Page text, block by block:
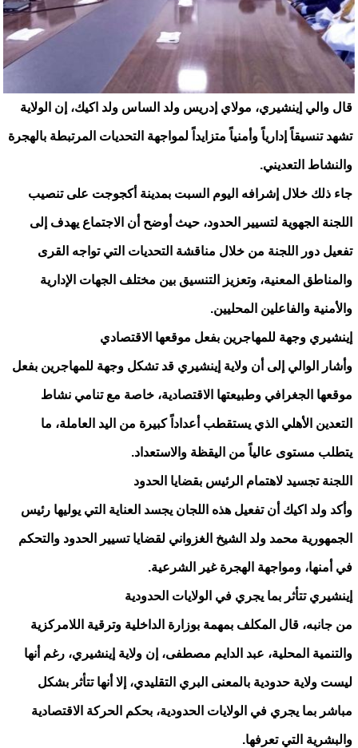
قال والي إينشيري، مولاي إدريس ولد الساس ولد اكيك، إن الولاية
تشهد تنسيقاً إدارياً وأمنياً متزايداً لمواجهة التحديات المرتبطة بالهجرة
والنشاط التعديني.
جاء ذلك خلال إشرافه اليوم السبت بمدينة أكجوجت على تنصيب
اللجنة الجهوية لتسيير الحدود، حيث أوضح أن الاجتماع يهدف إلى
تفعيل دور اللجنة من خلال مناقشة التحديات التي تواجه القرى
والمناطق المعنية، وتعزيز التنسيق بين مختلف الجهات الإدارية
والأمنية والفاعلين المحليين.
إينشيري وجهة للمهاجرين بفعل موقعها الاقتصادي
وأشار الوالي إلى أن ولاية إينشيري قد تشكل وجهة للمهاجرين بفعل
موقعها الجغرافي وطبيعتها الاقتصادية، خاصة مع تنامي نشاط
التعدين الأهلي الذي يستقطب أعداداً كبيرة من اليد العاملة، ما
يتطلب مستوى عالياً من اليقظة والاستعداد.
اللجنة تجسيد لاهتمام الرئيس بقضايا الحدود
وأكد ولد اكيك أن تفعيل هذه اللجان يجسد العناية التي يوليها رئيس
الجمهورية محمد ولد الشيخ الغزواني لقضايا تسيير الحدود والتحكم
في أمنها، ومواجهة الهجرة غير الشرعية.
إينشيري تتأثر بما يجري في الولايات الحدودية
من جانبه، قال المكلف بمهمة بوزارة الداخلية وترقية اللامركزية
والتنمية المحلية، عبد الدايم مصطفى، إن ولاية إينشيري، رغم أنها
ليست ولاية حدودية بالمعنى البري التقليدي، إلا أنها تتأثر بشكل
مباشر بما يجري في الولايات الحدودية، بحكم الحركة الاقتصادية
والبشرية التي تعرفها.